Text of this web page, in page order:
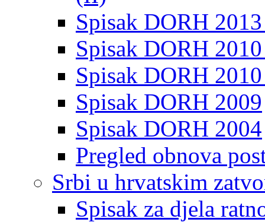
Spisak DORH
Spisak DORH
Spisak DORH
Spisak DORH 2009
Spisak DORH 2004
Pregled obnova
Srbi u hrvatskim
Spisak za djela